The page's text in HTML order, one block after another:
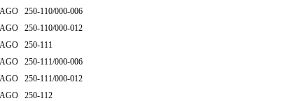
250-110/000-006
250-110/000-012
250-111
250-111/000-006
250-111/000-012
250-112